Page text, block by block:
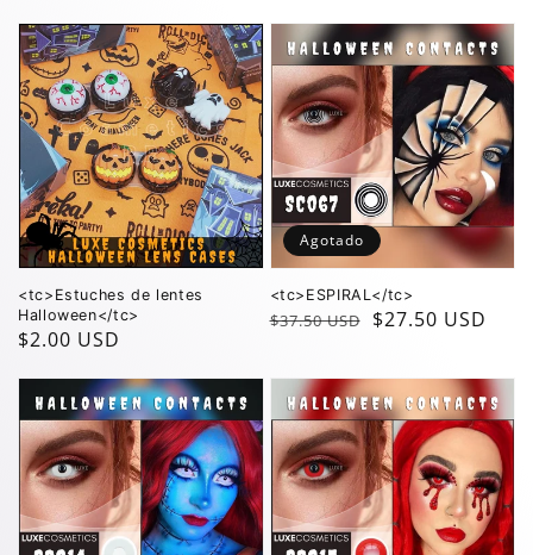
<tc>Estuches de lentes
Halloween</tc>
Precio
$2.00 USD
<tc>ESPIRAL</tc>
Precio
$37.50 USD
Precio
oferta
$27.50 USD
Agotado